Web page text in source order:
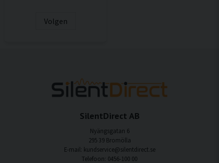
Volgen
SilentDirect AB
Nyängsgatan 6
295 39 Bromölla
E-mail: kundservice@silentdirect.se
Telefoon: 0456-100 00